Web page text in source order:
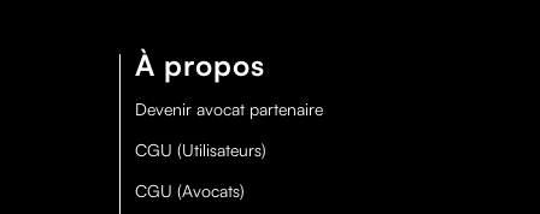
À propos
Devenir avocat partenaire
CGU (Utilisateurs)
CGU (Avocats)